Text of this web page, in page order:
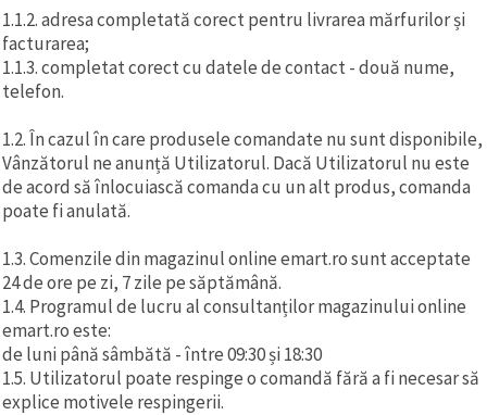
1.1.2. adresa completată corect pentru livrarea mărfurilor și
facturarea;
1.1.3. completat corect cu datele de contact - două nume,
telefon.
1.2. În cazul în care produsele comandate nu sunt disponibile,
Vânzătorul ne anunță Utilizatorul. Dacă Utilizatorul nu este
de acord să înlocuiască comanda cu un alt produs, comanda
poate fi anulată.
1.3. Comenzile din magazinul online emart.ro sunt acceptate
24 de ore pe zi, 7 zile pe săptămână.
1.4. Programul de lucru al consultanților magazinului online
emart.ro este:
de luni până sâmbătă - între 09:30 și 18:30
1.5. Utilizatorul poate respinge o comandă fără a fi necesar să
explice motivele respingerii.